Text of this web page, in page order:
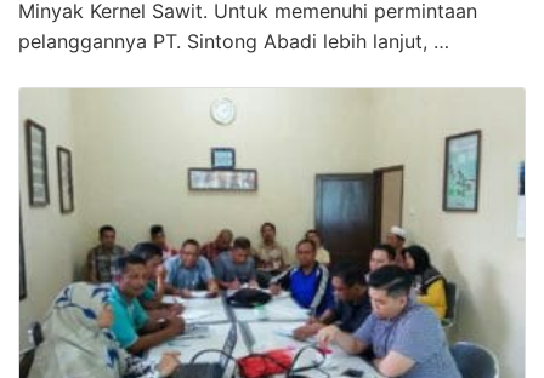
Minyak Kernel Sawit. Untuk memenuhi permintaan
pelanggannya PT. Sintong Abadi lebih lanjut, …